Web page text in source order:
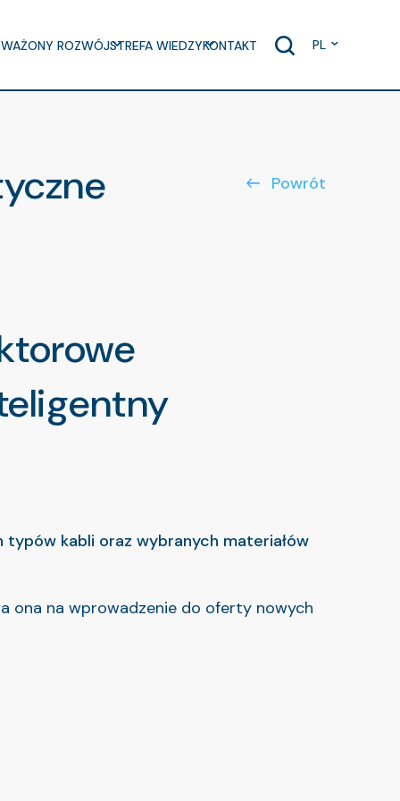
ROZWÓJSTREFA WIEDZYKONTAKT PL
Powrót
kabli oraz wybranych materiałów
ona na wprowadzenie do oferty nowych